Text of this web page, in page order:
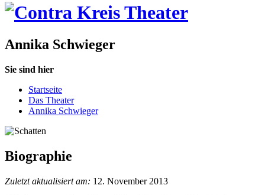
Annika Schwieger
Sie sind hier
Startseite
Das Theater
Annika Schwieger
Biographie
Zuletzt aktualisiert am: 12. November 2013